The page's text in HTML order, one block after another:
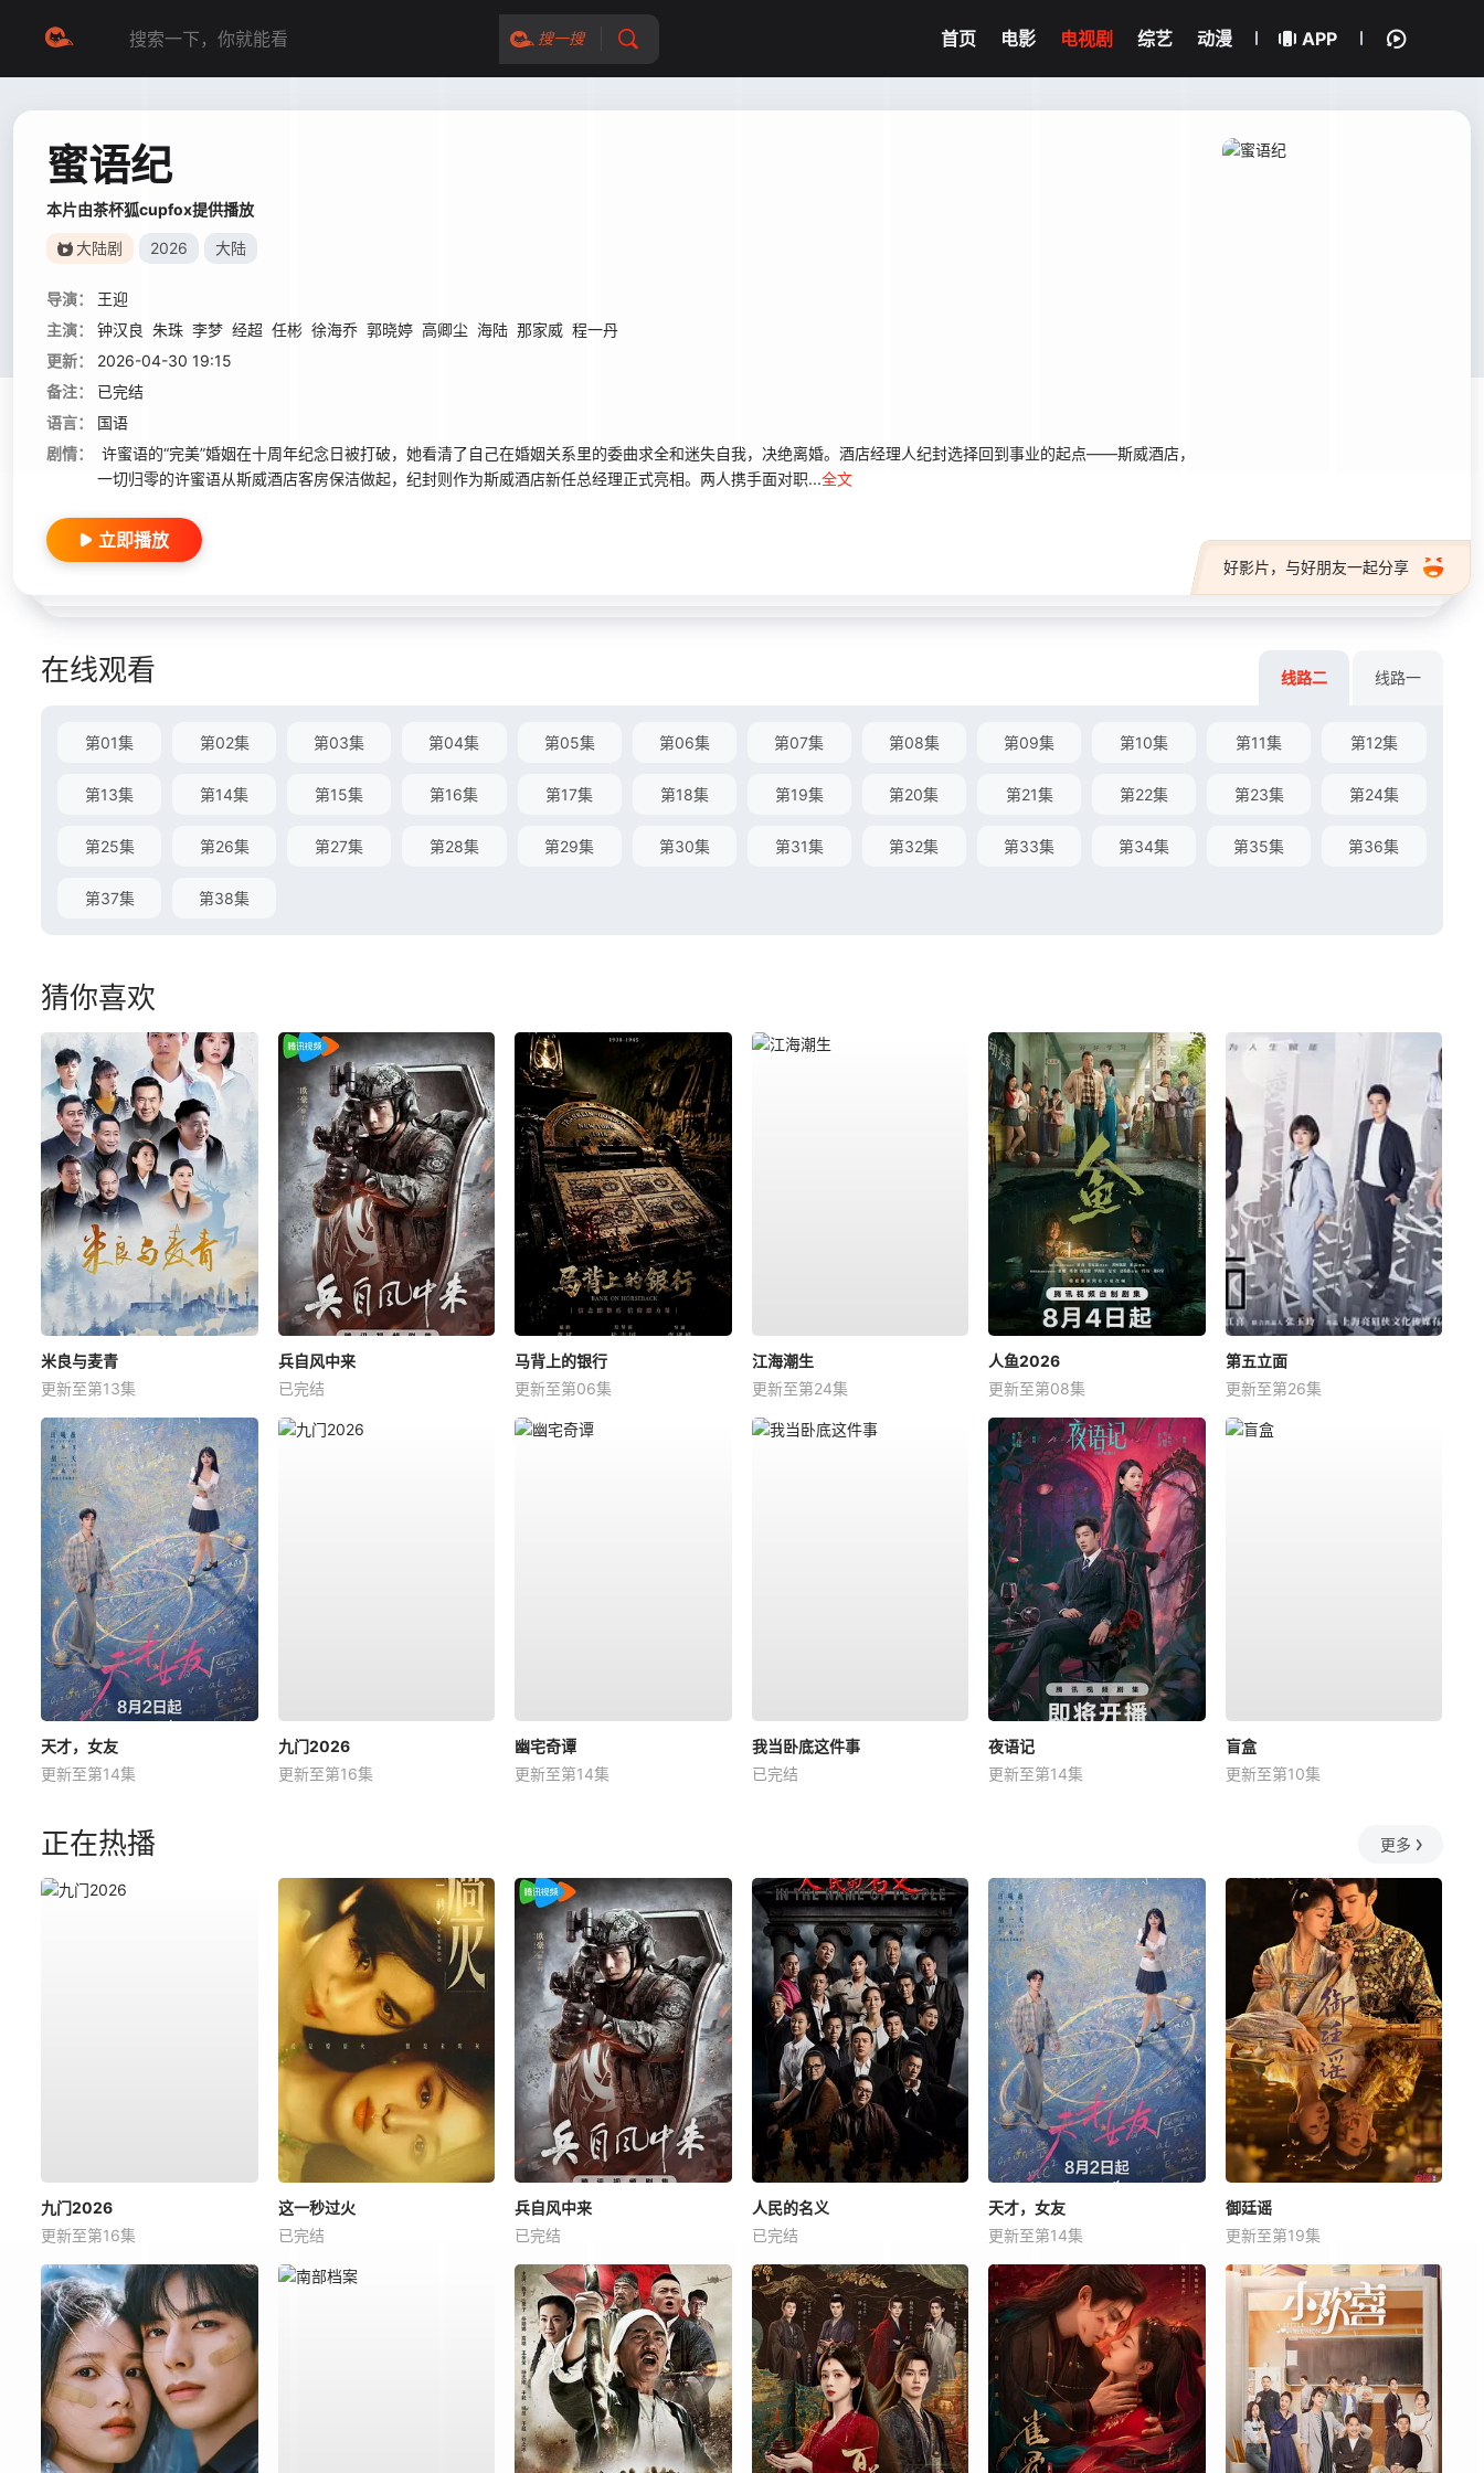
搜一搜 首页 电影 电视剧 综艺 动漫 APP
蜜语纪
本片由茶杯狐cupfox提供播放
大陆剧 2026 大陆
导演：
王迎
主演：
钟汉良 朱珠 李梦 经超 任彬 徐海乔 郭晓婷 高卿尘 海陆 那家威 程一丹
更新：
2026-04-30 19:15
备注：
已完结
语言：
国语
剧情：
许蜜语的“完美”婚姻在十周年纪念日被打破，她看清了自己在婚姻关系里的委曲求全和迷失自我，决绝离婚。酒店经理人纪封选择回到事业的起点——斯威酒店，
一切归零的许蜜语从斯威酒店客房保洁做起，纪封则作为斯威酒店新任总经理正式亮相。两人携手面对职...全文
好影片，与好朋友一起分享
立即播放
在线观看 线路二 线路一
第01集 第02集 第03集 第04集 第05集 第06集 第07集 第08集 第09集 第10集 第11集 第12集
第13集 第14集 第15集 第16集 第17集 第18集 第19集 第20集 第21集 第22集 第23集 第24集
第25集 第26集 第27集 第28集 第29集 第30集 第31集 第32集 第33集 第34集 第35集 第36集
第37集 第38集
猜你喜欢
米良与麦青
更新至第13集
兵自风中来
已完结
马背上的银行
更新至第06集
江海潮生
更新至第24集
人鱼2026
更新至第08集
第五立面
更新至第26集
天才，女友
更新至第14集
九门2026
更新至第16集
幽宅奇谭
更新至第14集
我当卧底这件事
已完结
夜语记
更新至第14集
盲盒
更新至第10集
正在热播 更多
九门2026
更新至第16集
这一秒过火
已完结
兵自风中来
已完结
人民的名义
已完结
天才，女友
更新至第14集
御廷谣
更新至第19集